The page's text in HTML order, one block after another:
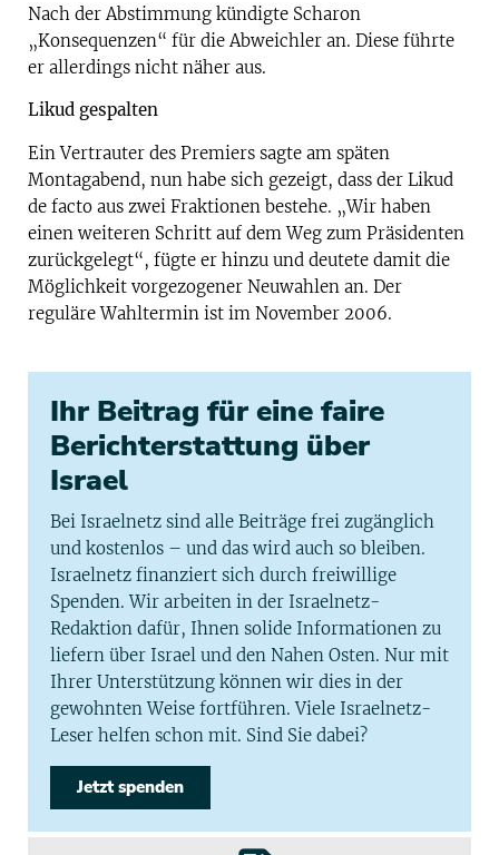
Nach der Abstimmung kündigte Scharon
„Konsequenzen“ für die Abweichler an. Diese führte
er allerdings nicht näher aus.
Likud gespalten
Ein Vertrauter des Premiers sagte am späten
Montagabend, nun habe sich gezeigt, dass der Likud
de facto aus zwei Fraktionen bestehe. „Wir haben
einen weiteren Schritt auf dem Weg zum Präsidenten
zurückgelegt“, fügte er hinzu und deutete damit die
Möglichkeit vorgezogener Neuwahlen an. Der
reguläre Wahltermin ist im November 2006.
Ihr Beitrag für eine faire
Berichterstattung über
Israel
Bei Israelnetz sind alle Beiträge frei zugänglich
und kostenlos – und das wird auch so bleiben.
Israelnetz finanziert sich durch freiwillige
Spenden. Wir arbeiten in der Israelnetz-
Redaktion dafür, Ihnen solide Informationen zu
liefern über Israel und den Nahen Osten. Nur mit
Ihrer Unterstützung können wir dies in der
gewohnten Weise fortführen. Viele Israelnetz-
Leser helfen schon mit. Sind Sie dabei?
Jetzt spenden